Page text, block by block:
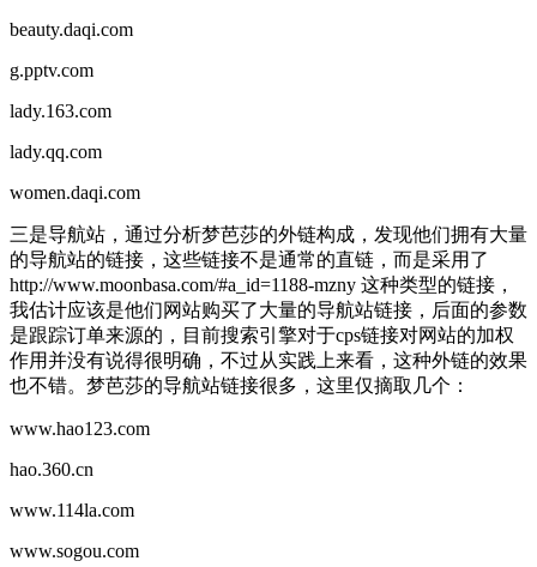
beauty.daqi.com
g.pptv.com
lady.163.com
lady.qq.com
women.daqi.com
三是导航站，通过分析梦芭莎的外链构成，发现他们拥有大量
的导航站的链接，这些链接不是通常的直链，而是采用了
http://www.moonbasa.com/#a_id=1188-mzny 这种类型的链接，
我估计应该是他们网站购买了大量的导航站链接，后面的参数
是跟踪订单来源的，目前搜索引擎对于cps链接对网站的加权
作用并没有说得很明确，不过从实践上来看，这种外链的效果
也不错。梦芭莎的导航站链接很多，这里仅摘取几个：
www.hao123.com
hao.360.cn
www.114la.com
www.sogou.com